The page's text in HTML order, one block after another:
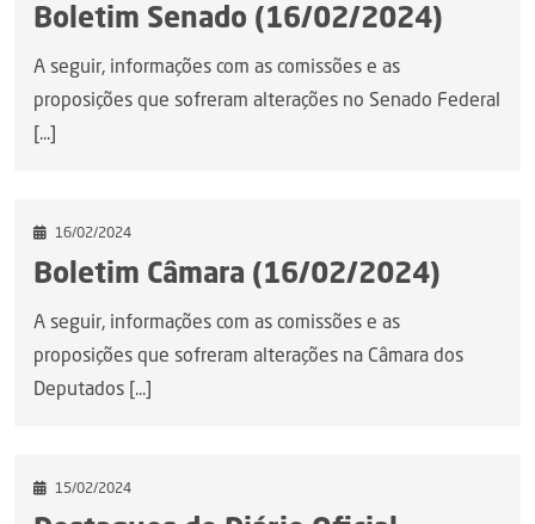
Boletim Senado (16/02/2024)
A seguir, informações com as comissões e as
proposições que sofreram alterações no Senado Federal
[...]
16/02/2024
Boletim Câmara (16/02/2024)
A seguir, informações com as comissões e as
proposições que sofreram alterações na Câmara dos
Deputados [...]
15/02/2024